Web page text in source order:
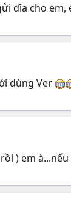
đĩa cho
dùng Ver
) em